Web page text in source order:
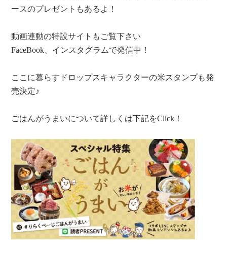
ースのプレゼントもあるよ！
動画連動の特設サイトもご覧下さい
FaceBook、インスタグラムで発信中！
ここに暮らすドロップスキャラクターの米スタンプも発
売決定♪
ごはんがうまいについて詳しくは下記をClick！